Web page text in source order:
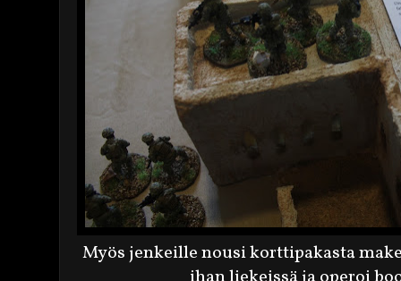
Myös jenkeille nousi korttipakasta